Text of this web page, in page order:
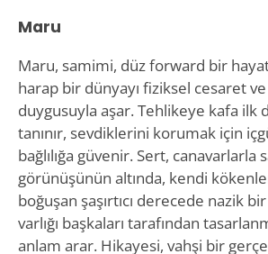
Maru
Maru, samimi, düz forward bir
harap bir dünyayı fiziksel cesaret
duygusuyla aşar. Tehlikeye kafa ilk
tanınır, sevdiklerini korumak için
bağlılığa güvenir. Sert, canavarlarla
görünüşünün altında, kendi
boğuşan şaşırtıcı derecede nazik
varlığı başkaları tarafından
anlam arar. Hikayesi, vahşi bir